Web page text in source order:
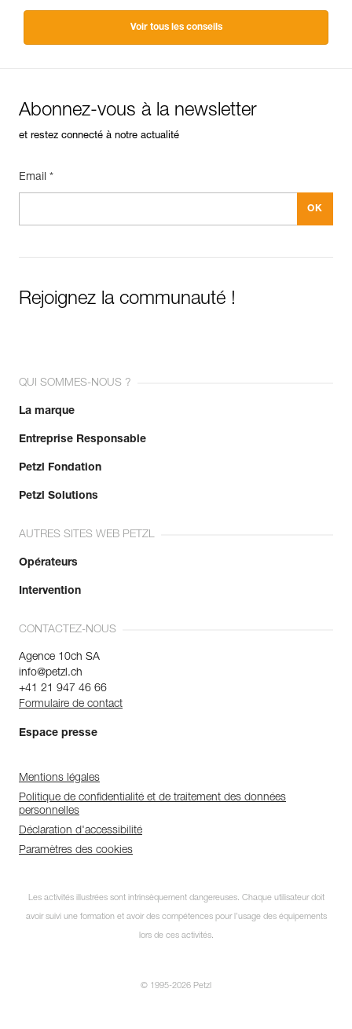
Voir tous les conseils
Abonnez-vous à la newsletter
et restez connecté à notre actualité
Email *
Rejoignez la communauté !
QUI SOMMES-NOUS ?
La marque
Entreprise Responsable
Petzl Fondation
Petzl Solutions
AUTRES SITES WEB PETZL
Opérateurs
Intervention
CONTACTEZ-NOUS
Agence 10ch SA
info@petzl.ch
+41 21 947 46 66
Formulaire de contact
Espace presse
Mentions légales
Politique de confidentialité et de traitement des données
personnelles
Déclaration d'accessibilité
Paramètres des cookies
Les activités illustrées sont intrinsèquement dangereuses. Chaque utilisateur doit
avoir suivi une formation et avoir des compétences pour l’usage des équipements
lors de ces activités.
© 1995-2026 Petzl